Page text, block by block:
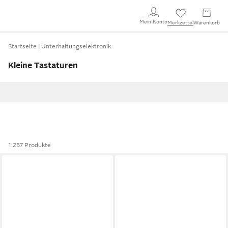
Mein KontoMerkzettel Warenkorb
Startseite Unterhaltungselektronik
Kleine Tastaturen
1.257 Produkte